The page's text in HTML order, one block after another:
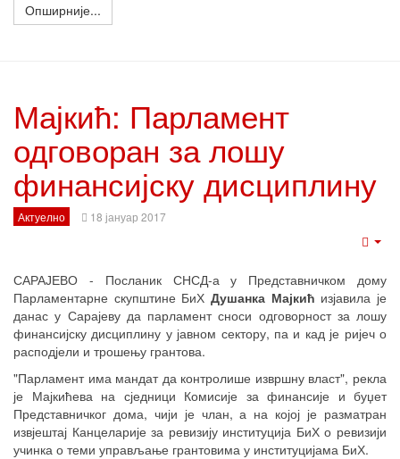
Опширније...
Мајкић: Парламент
одговоран за лошу
финансијску дисциплину
Актуелно 18 јануар 2017
САРАЈЕВО - Посланик СНСД-а у Представничком дому
Парламентарне скупштине БиХ Душанка Мајкић изјавила је
данас у Сарајеву да парламент сноси одговорност за лошу
финансијску дисциплину у јавном сектору, па и кад је ријеч о
расподјели и трошењу грантова.
"Парламент има мандат да контролише извршну власт", рекла
је Мајкићева на сједници Комисије за финансије и буџет
Представничког дома, чији је члан, а на којој је разматран
извјештај Канцеларије за ревизију институција БиХ о ревизији
учинка о теми управљање грантовима у институцијама БиХ.